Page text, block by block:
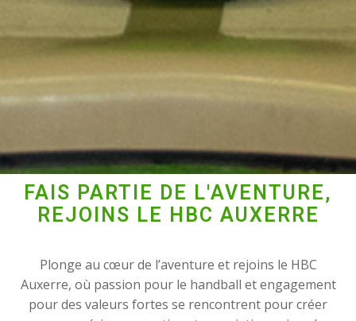
FAIS PARTIE DE L'AVENTURE,
REJOINS LE HBC AUXERRE
Plonge au cœur de l’aventure et rejoins le HBC
Auxerre, où passion pour le handball et engagement
pour des valeurs fortes se rencontrent pour créer